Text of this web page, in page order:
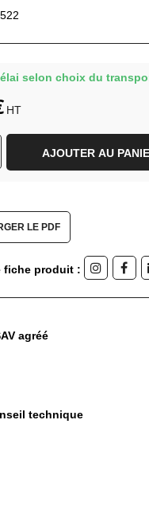
selon choix du
AJOUTER AU
HT
LE PDF
fiche produit :
agréé
technique